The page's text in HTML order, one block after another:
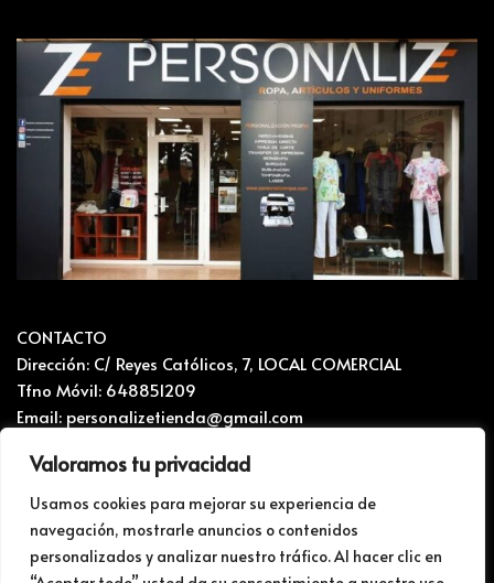
Valoramos tu privacidad
Usamos cookies para mejorar su experiencia de
navegación, mostrarle anuncios o contenidos
personalizados y analizar nuestro tráfico. Al hacer clic en
CONTACTO
Dirección: C/ Reyes Católicos, 7, LOCAL COMERCIAL
Tfno Móvil: 648851209
Email: personalizetienda@gmail.com
CONTACTO Y RECLAMACIONES
Mapa del sitio
Politica de privacidad i Cookies
BLOG